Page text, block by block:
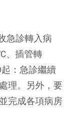
急診轉入病
、插管轉
：急診繼續
理。另外，要
完成各項病房